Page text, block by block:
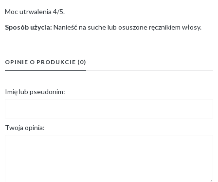
Moc utrwalenia 4/5.
Sposób użycia: Nanieść na suche lub osuszone ręcznikiem włosy.
OPINIE O PRODUKCIE (0)
Imię lub pseudonim:
Twoja opinia: